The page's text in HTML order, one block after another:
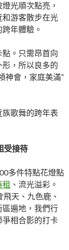
光順次點亮，
游客散步在光
年體驗。
點。只需昂首向
形，所以良多的
神會，家庭美滿”
歌舞的跨年表
受接待
多件特點花燈點
租 、流光溢彩。
天、九色鹿、
遍地，我們行
相合影的打卡